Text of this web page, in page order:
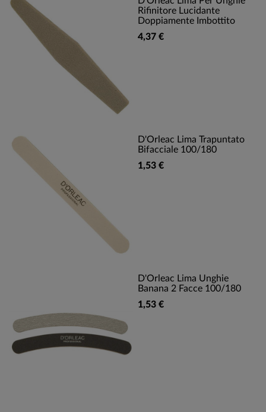
Rifinitore Lucidante
Doppiamente Imbottito
4,37 €
D'Orleac Lima Trapuntato
Bifacciale 100/180
1,53 €
D'Orleac Lima Unghie
Banana 2 Facce 100/180
1,53 €